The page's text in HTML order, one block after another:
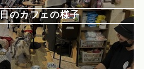
のカフェの様子